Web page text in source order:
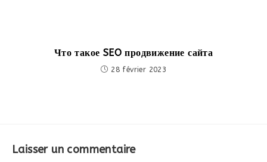
Что такое SEO продвижение сайта
28 février 2023
Laisser un commentaire